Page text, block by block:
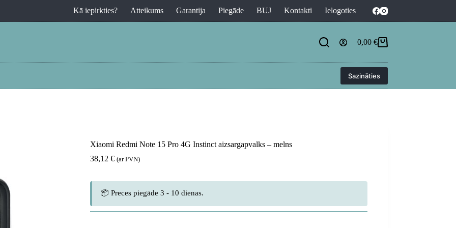
Kā iepirkties? Atteikums Garantija Piegāde BUJ Kontakti Ielogoties
Shopping
0,00 €
Sazināties
Xiaomi Redmi Note 15 Pro 4G Instinct aizsargapvalks – melns
38,12 € (ar PVN)
📦 Preces piegāde 3 - 10 dienas.